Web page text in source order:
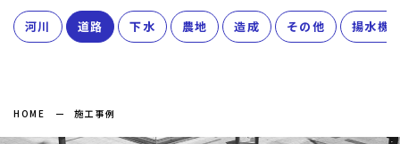
河川 道路 下水 農地 造成 その他 揚水機
HOME 施工事例